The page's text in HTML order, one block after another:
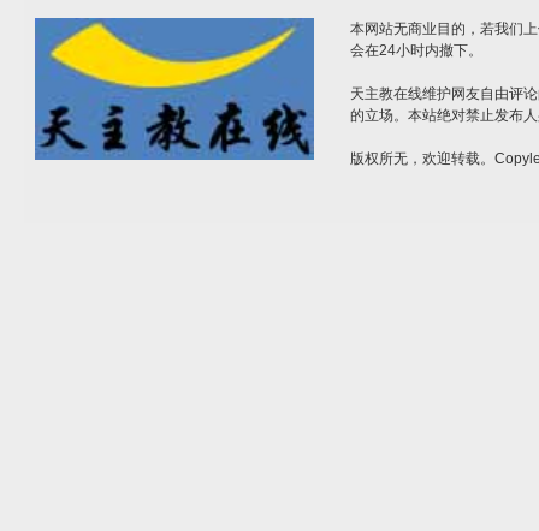
本网站无商业目的，若我们
会在24小时内撤下。
天主教在线维护网友自由评
的立场。本站绝对禁止发布
版权所无，欢迎转载。